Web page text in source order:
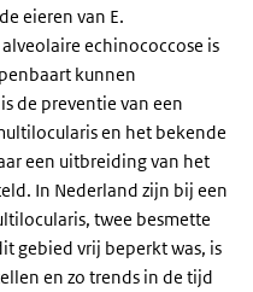
eieren van E.
echinococcose is
kunnen
de preventie van een
en het bekende
een uitbreiding van het
In Nederland zijn bij een
twee besmette
gebied vrij beperkt was, is
en zo trends in de tijd